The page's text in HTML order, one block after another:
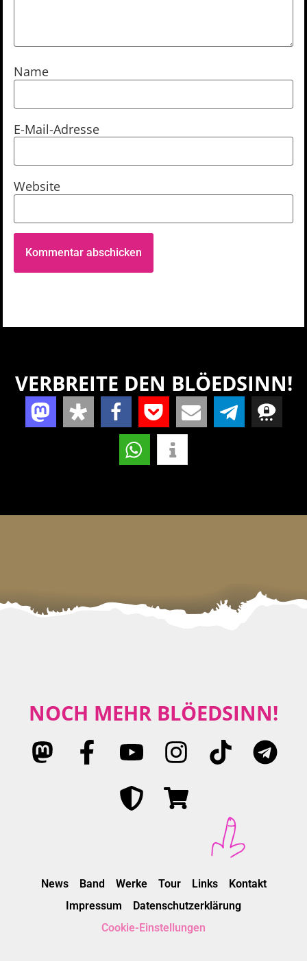
Name
E-Mail-Adresse
Website
VERBREITE DEN BLÖEDSINN!
NOCH MEHR BLÖEDSINN!
News Band Werke Tour Links
Kontakt
Impressum
Datenschutzerklärung
Cookie-Einstellungen